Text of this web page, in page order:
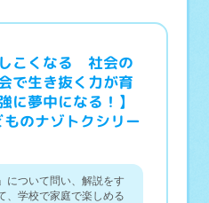
こくなる 社会の
で生き抜く力が育
夢中になる！】
ものナゾトクシリー
について問い、解説をす
、学校で家庭で楽しめる